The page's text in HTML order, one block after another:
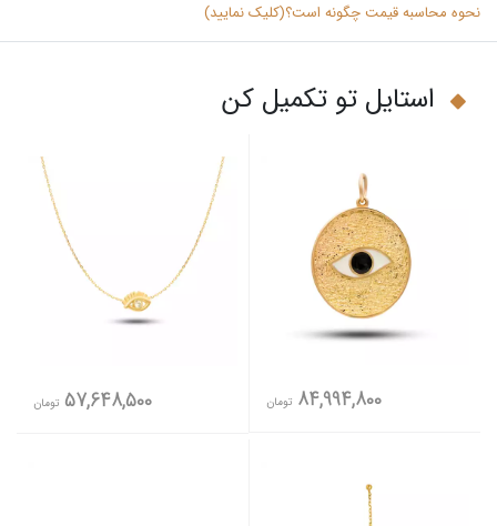
نحوه محاسبه قیمت چگونه است؟(کلیک نمایید)
استایل تو تکمیل کن
84,994,800 تومان 57,648,500 تومان